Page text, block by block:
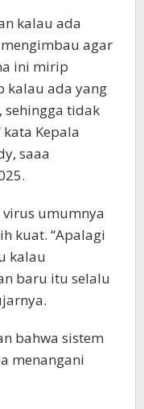
kalau ada
agar
ini mirip
kalau ada yang
sehingga tidak
Kepala
saaa
umumnya
kuat. “Apalagi
kalau
baru itu selalu
bahwa sistem
menangani